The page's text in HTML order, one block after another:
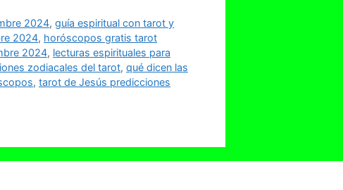
2024,guía espiritual con tarot y
2024, horóscopos gratis tarot
2024, lecturas espirituales para
zodiacales del tarot, qué dicen las
, tarot de Jesús predicciones